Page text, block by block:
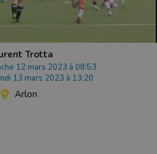
Trotta
12 mars 2023 à 08:53
13 mars 2023 à 13:20
Arlon